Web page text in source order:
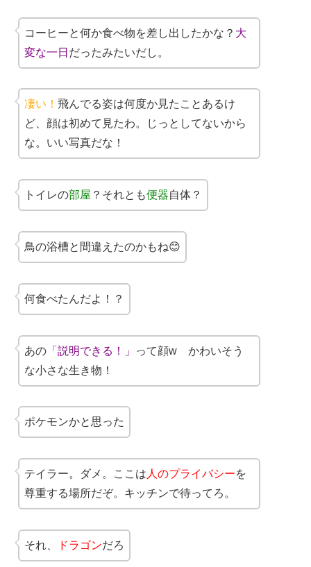
コーヒーと何か食べ物を差し出したかな？ 大
変な一日 だったみたいだし。
凄い！ 飛んでる姿は何度か見たことあるけ
ど、顔は初めて見たわ。じっとしてないから
な。いい写真だな！
トイレの部屋 ？それとも便器自体？
鳥の浴槽と間違えたのかもね😊
何食べたんだよ！？
あの 「説明できる！」
って顔w かわいそう
な小さな生き物！
ポケモンかと思った
テイラー。ダメ。ここは 人のプライバシーを
尊重する場所だぞ。キッチンで待ってろ。
それ、 ドラゴンだろ